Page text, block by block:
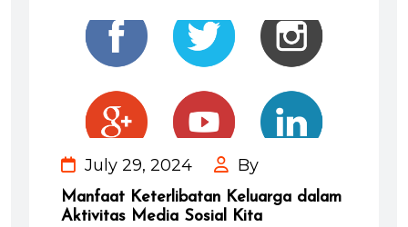
July 29, 2024 By
Manfaat Keterlibatan Keluarga dalam
Aktivitas Media Sosial Kita